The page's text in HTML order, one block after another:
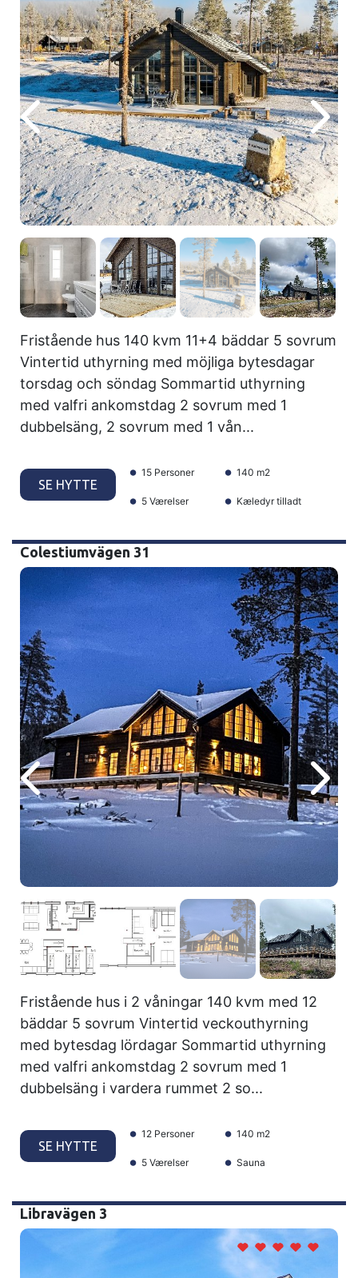
Fristående hus 140 kvm 11+4 bäddar 5 sovrum
Vintertid uthyrning med möjliga bytesdagar
torsdag och söndag Sommartid uthyrning
med valfri ankomstdag 2 sovrum med 1
dubbelsäng, 2 sovrum med 1 vån...
SE HYTTE
15 Personer 140 m2
5 Værelser Kæledyr tilladt
Colestiumvägen 31
Fristående hus i 2 våningar 140 kvm med 12
bäddar 5 sovrum Vintertid veckouthyrning
med bytesdag lördagar Sommartid uthyrning
med valfri ankomstdag 2 sovrum med 1
dubbelsäng i vardera rummet 2 so...
SE HYTTE
12 Personer 140 m2
5 Værelser Sauna
Libravägen 3